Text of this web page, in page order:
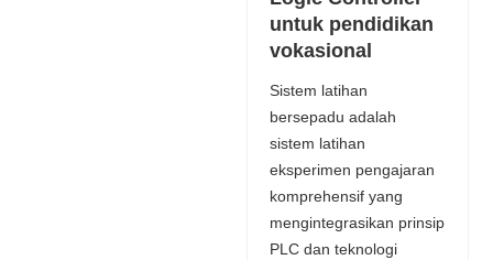
untuk pendidikan
vokasional
Sistem latihan
bersepadu adalah
sistem latihan
eksperimen pengajaran
komprehensif yang
mengintegrasikan prinsip
PLC dan teknologi